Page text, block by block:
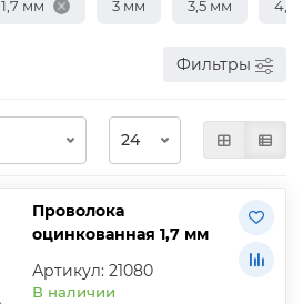
1,7 мм 3 мм 3,5 мм 4,8
Фильтры
Проволока
оцинкованная 1,7 мм
Артикул: 21080
В наличии